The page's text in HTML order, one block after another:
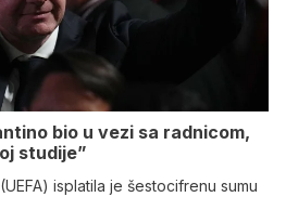
bio u vezi sa radnicom,
studije”
isplatila je šestocifrenu sumu